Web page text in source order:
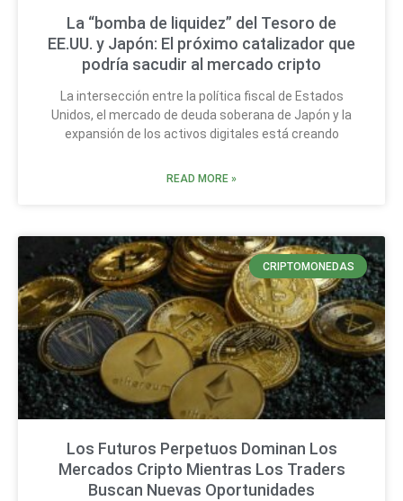
La “bomba de liquidez” del Tesoro de
EE.UU. y Japón: El próximo catalizador que
podría sacudir al mercado cripto
La intersección entre la política fiscal de Estados
Unidos, el mercado de deuda soberana de Japón y la
expansión de los activos digitales está creando
READ MORE »
CRIPTOMONEDAS
Los Futuros Perpetuos Dominan Los
Mercados Cripto Mientras Los Traders
Buscan Nuevas Oportunidades